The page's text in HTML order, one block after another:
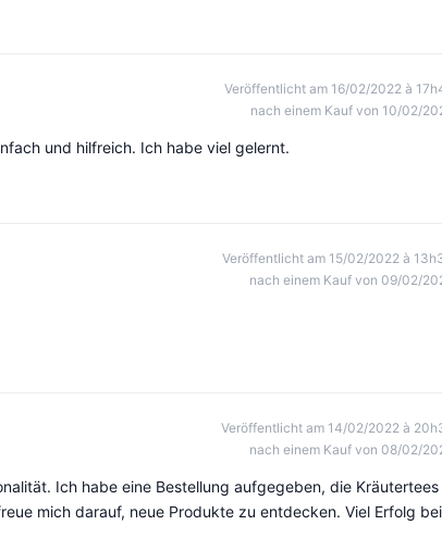
Veröffentlicht am 16/02/2022 à
nach einem Kauf von 10/02/
und hilfreich. Ich habe viel gelernt.
Veröffentlicht am 15/02/2022 à
nach einem Kauf von 09/02/
Veröffentlicht am 14/02/2022 à
nach einem Kauf von 08/02/
Ich habe eine Bestellung aufgegeben, die Kräutertees
mich darauf, neue Produkte zu entdecken. Viel Erfolg bei